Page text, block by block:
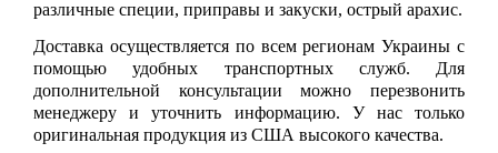
Доставка осуществляется по всем регионам Украины с
помощью удобных транспортных служб. Для
дополнительной консультации можно перезвонить
менеджеру и уточнить информацию. У нас только
оригинальная продукция из США высокого качества.